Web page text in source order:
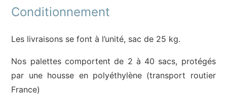
Conditionnement
Les livraisons se font à l’unité, sac de 25 kg.
Nos palettes comportent de 2 à 40 sacs, protégés
par une housse en polyéthylène (transport routier
France)